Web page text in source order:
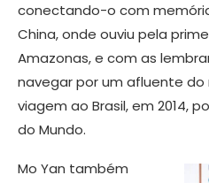
conectando-o com
China, onde ouviu pela
Amazonas, e com as
navegar por um afluente do
viagem ao Brasil, em 2014,
do Mundo.
Mo Yan também